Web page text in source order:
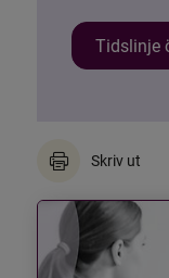
Tidslinje
Skriv ut